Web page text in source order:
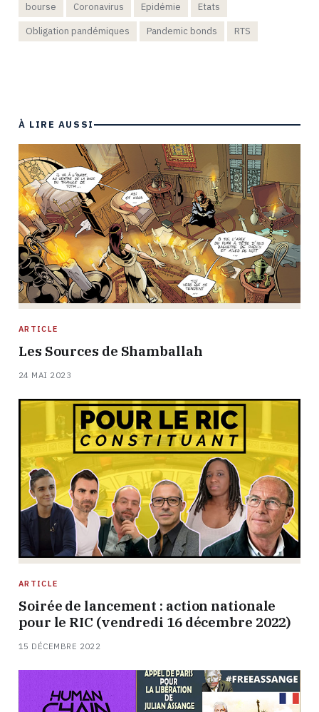
bourse Coronavirus Epidémie
Etats
Obligation pandémiques
Pandemic bonds RTS
À LIRE AUSSI
ARTICLE
Les Sources de Shamballah
24 MAI 2023
ARTICLE
Soirée de lancement : action nationale
pour le RIC (vendredi 16 décembre 2022)
15 DÉCEMBRE 2022